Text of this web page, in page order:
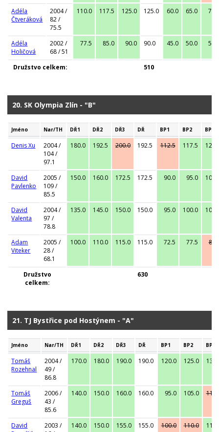
Adéla
Čtveráková
2004 /
82 /
75.5
110.0 117.5 125.0 125.0 60.0 65.0
Adéla
Holičová
2002 /
68 / 51
77.5 85.0 90.0 90.0 45.0 50.0
Družstvo celkem: 510
20. SK Olympia Zlín - "B"
Jméno Nar/TH DŘ1 DŘ2 DŘ3 DŘ BP1 BP2 BP3
Denis Xu
2004 /
104 /
97.1
180.0 192.5 200.0 192.5 112.5 117.5
David
Pavlenko
2005 /
109 /
85.5
150.0 160.0 172.5 172.5 90.0 95.0
David
Valenta
2004 /
97 /
78.8
135.0 145.0 150.0 150.0 95.0 100.0
Adam
Viteker
2005 /
28 /
68.1
100.0 110.0 115.0 115.0 72.5 77.5
Družstvo
celkem:
630
21. TJ Bystřice pod Hostýnem - "A"
Jméno Nar/TH DŘ1 DŘ2 DŘ3 DŘ BP1 BP2 BP3
Tomáš
Rozehnal
2004 /
49 /
86.8
170.0 180.0 190.0 190.0 120.0 125.0
Tomáš
Greguš
2006 /
43 /
85.6
140.0 150.0 160.0 160.0 95.0 105.0
David
2003 /
140.0 150.0 155.0 155.0 100.0 110.0